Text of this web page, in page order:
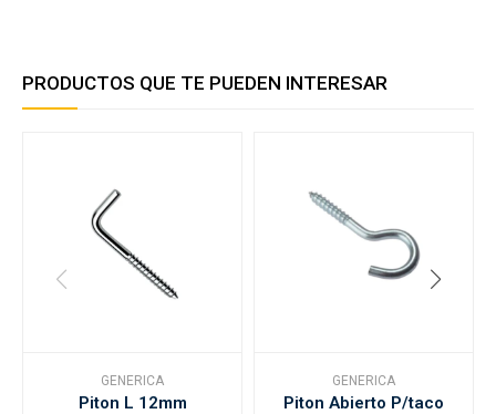
PRODUCTOS QUE TE PUEDEN INTERESAR
GENERICA
Piton L 12mm
GENERICA
Piton Abierto P/taco